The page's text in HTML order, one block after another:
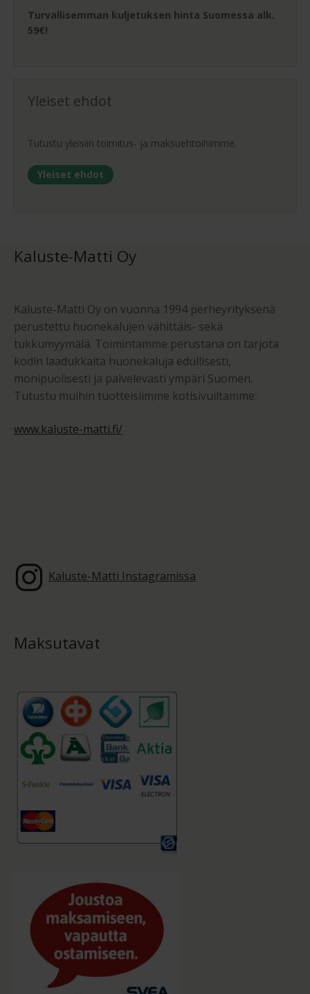
Turvallisemman kuljetuksen hinta Suomessa alk.
59€!
Yleiset ehdot
Tutustu yleisiin toimitus- ja maksuehtoihimme.
Yleiset ehdot
Kaluste-Matti Oy
Kaluste-Matti Oy on vuonna 1994 perheyrityksenä
perustettu huonekalujen vähittäis- sekä
tukkumyymälä. Toimintamme perustana on tarjota
kodin laadukkaita huonekaluja edullisesti,
monipuolisesti ja palvelevasti ympäri Suomen.
Tutustu muihin tuotteisiimme kotisivuiltamme:
www.kaluste-matti.fi/
Kaluste-Matti Instagramissa
Maksutavat